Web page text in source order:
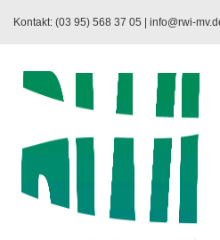
Kontakt: (03 95) 568 37 05 | info@rwi-